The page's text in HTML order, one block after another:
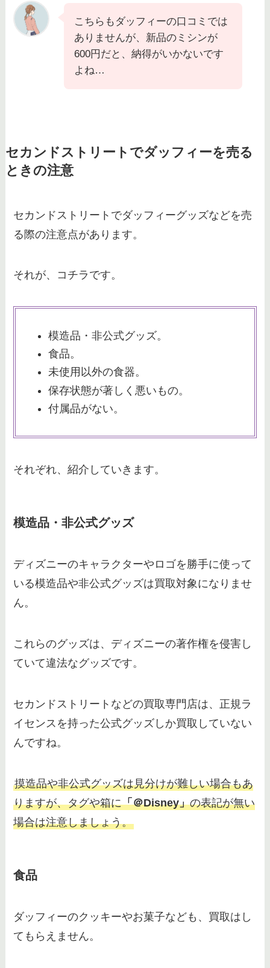
こちらもダッフィーの口コミでは
ありませんが、新品のミシンが
600円だと、納得がいかないです
よね…
セカンドストリートでダッフィーを売る
ときの注意
セカンドストリートでダッフィーグッズなどを売
る際の注意点があります。
それが、コチラです。
模造品・非公式グッズ。
食品。
未使用以外の食器。
保存状態が著しく悪いもの。
付属品がない。
それぞれ、紹介していきます。
模造品・非公式グッズ
ディズニーのキャラクターやロゴを勝手に使って
いる模造品や非公式グッズは買取対象になりませ
ん。
これらのグッズは、ディズニーの著作権を侵害し
ていて違法なグッズです。
セカンドストリートなどの買取専門店は、正規ラ
イセンスを持った公式グッズしか買取していない
んですね。
摸造品や非公式グッズは見分けが難しい場合もあ
りますが、タグや箱に「＠Disney」の表記が無い
場合は注意しましょう。
食品
ダッフィーのクッキーやお菓子なども、買取はし
てもらえません。